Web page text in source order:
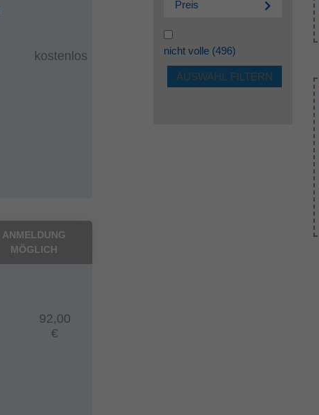
kostenlos
ANMELDUNG
MÖGLICH
92,00
€
Preis
nicht volle(496)